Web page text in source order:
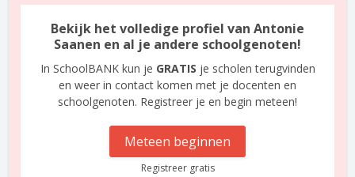
Bekijk het volledige profiel van Antonie
Saanen en al je andere schoolgenoten!
In SchoolBANK kun je GRATIS je scholen terugvinden
en weer in contact komen met je docenten en
schoolgenoten. Registreer je en begin meteen!
Meteen beginnen
Registreer gratis